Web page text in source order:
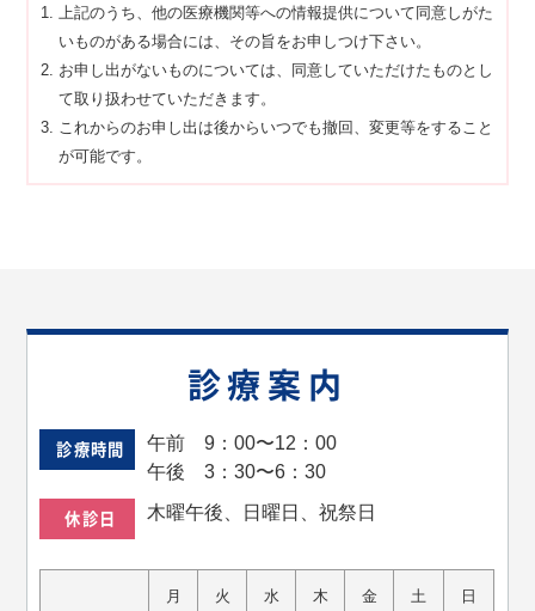
上記のうち、他の医療機関等への情報提供について同意しがた
いものがある場合には、その旨をお申しつけ下さい。
お申し出がないものについては、同意していただけたものとし
て取り扱わせていただきます。
これからのお申し出は後からいつでも撤回、変更等をすること
が可能です。
診療案内
診療時間
午前 9：00〜12：00
午後 3：30〜6：30
休診日 木曜午後、日曜日、祝祭日
月 火 水 木 金 土 日